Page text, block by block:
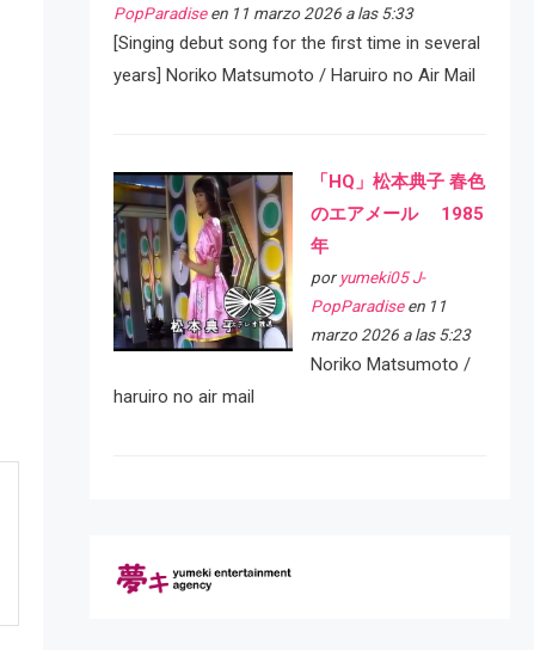
PopParadiseen 11 marzo 2026 a las 5:33
[Singing debut song for the first time in several
years] Noriko Matsumoto / Haruiro no Air Mail
「HQ」松本典子 春色
のエアメール 1985
年
por yumeki05 J-
PopParadiseen 11
marzo 2026 a las 5:23
Noriko Matsumoto /
haruiro no air mail